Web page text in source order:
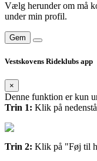
Vælg herunder om må
under min profil.
Gem
Vestskovens Rideklubs app
×
Denne funktion er kun
Trin 1: Klik på
Trin 2: Klik på "Føj til